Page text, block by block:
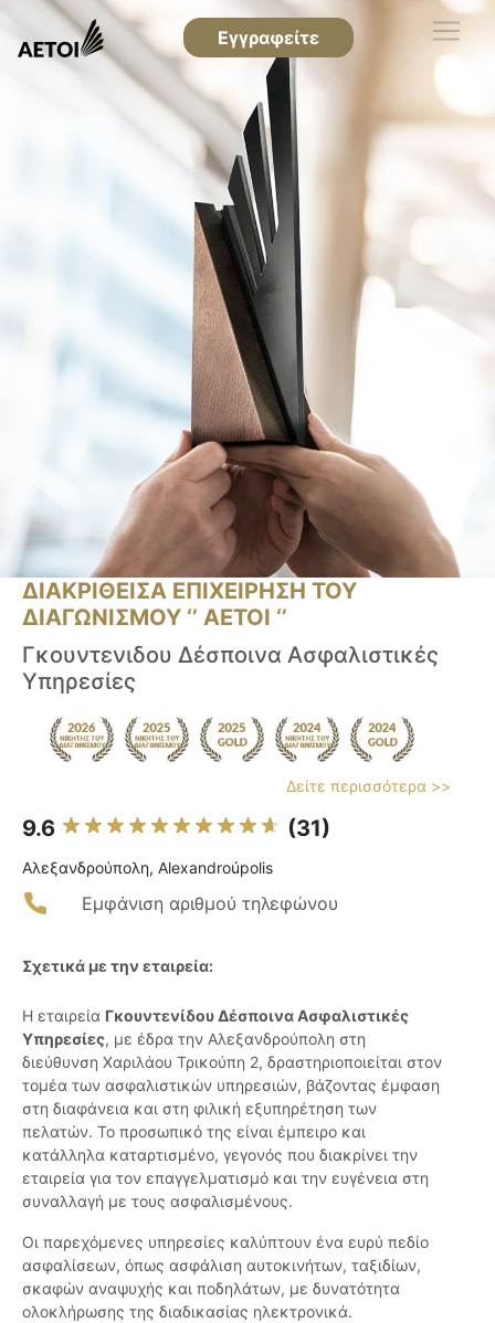
Εγγραφείτε
ΔΙΑΚΡΙΘΕΙΣΑ ΕΠΙΧΕΙΡΗΣΗ ΤΟΥ
ΔΙΑΓΩΝΙΣΜΟΥ ‘’ ΑΕΤΟΙ ‘’
Γκουντενιδου Δέσποινα Ασφαλιστικές
Υπηρεσίες
Δείτε περισσότερα >>
9.6 (31)
Αλεξανδρούπολη, Alexandroúpolis
Εμφάνιση αριθμού τηλεφώνου
Σχετικά με την εταιρεία:
Η εταιρεία Γκουντενίδου Δέσποινα Ασφαλιστικές
Υπηρεσίες, με έδρα την Αλεξανδρούπολη στη
διεύθυνση Χαριλάου Τρικούπη 2, δραστηριοποιείται στον
τομέα των ασφαλιστικών υπηρεσιών, βάζοντας έμφαση
στη διαφάνεια και στη φιλική εξυπηρέτηση των
πελατών. Το προσωπικό της είναι έμπειρο και
κατάλληλα καταρτισμένο, γεγονός που διακρίνει την
εταιρεία για τον επαγγελματισμό και την ευγένεια στη
συναλλαγή με τους ασφαλισμένους.
Οι παρεχόμενες υπηρεσίες καλύπτουν ένα ευρύ πεδίο
ασφαλίσεων, όπως ασφάλιση αυτοκινήτων, ταξιδίων,
σκαφών αναψυχής και ποδηλάτων, με δυνατότητα
ολοκλήρωσης της διαδικασίας ηλεκτρονικά.